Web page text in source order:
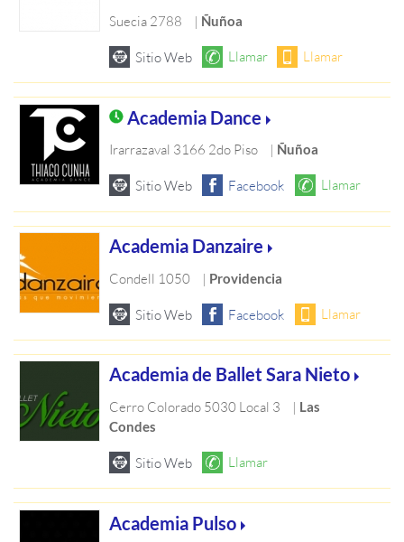
Suecia 2788 | Ñuñoa
Academia Dance
Irarrazaval 3166 2do Piso | Ñuñoa
Academia Danzaire
Condell 1050 | Providencia
Academia de Ballet Sara Nieto
Cerro Colorado 5030 Local 3 | Las
Condes
Academia Pulso